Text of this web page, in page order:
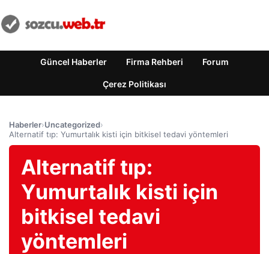
Güncel Haberler Firma Rehberi Forum
Çerez Politikası
Haberler›Uncategorized›
Alternatif tıp: Yumurtalık kisti için bitkisel tedavi yöntemleri
Alternatif tıp:
Yumurtalık kisti için
bitkisel tedavi
yöntemleri